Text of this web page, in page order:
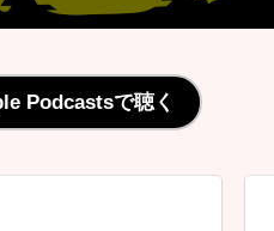
Podcastsで聴く